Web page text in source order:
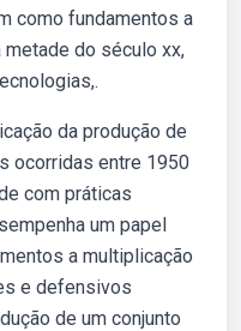
como fundamentos a
metade do século xx,
da produção de
ocorridas entre 1950
com práticas
um papel
a multiplicação
e defensivos
de um conjunto